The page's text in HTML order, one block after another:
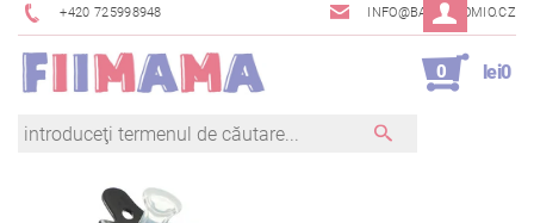
+420 725998948 INFO@BAMBINOMIO.CZ
0 lei0